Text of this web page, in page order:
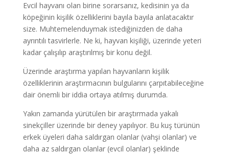
Evcil hayvanı olan birine sorarsanız, kedisinin ya da
köpeğinin kişilik özelliklerini bayıla bayıla anlatacaktır
size. Muhtemelenduymak istediğinizden de daha
ayrıntılı tasvirlerle. Ne ki, hayvan kişiliği, üzerinde yeteri
kadar çalışılıp araştırılmış bir konu değil.
Üzerinde araştırma yapılan hayvanların kişilik
özelliklerinin araştırmacının bulgularını çarpıtabileceğine
dair önemli bir iddia ortaya atılmış durumda.
Yakın zamanda yürütülen bir araştırmada yakalı
sinekçiller üzerinde bir deney yapılıyor. Bu kuş türünün
erkek üyeleri daha saldırgan olanlar (vahşi olanlar) ve
daha az saldırgan olanlar (evcil olanlar) şeklinde